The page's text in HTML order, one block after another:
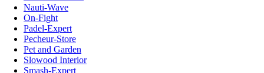
Nauti-Wave
On-Fight
Padel-Expert
Pecheur-Store
Pet and Garden
Slowood Interior
Smash-Expert